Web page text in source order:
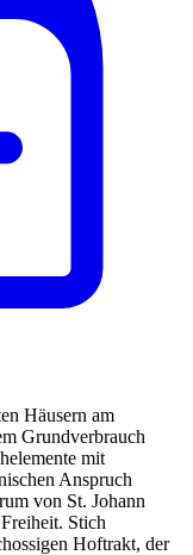
Häusern am
Grundverbrauch
mit
Anspruch
von St. Johann
Stich
Hoftrakt, der